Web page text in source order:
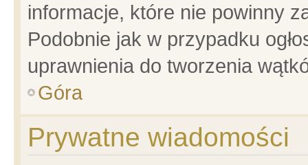
informacje, które nie powinny
Podobnie jak w przypadku
uprawnienia do tworzenia
Góra
Prywatne wiadomości